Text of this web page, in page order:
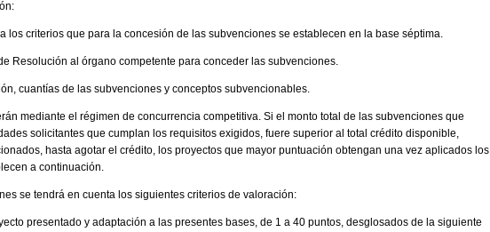
los criterios que para la concesión de las subvenciones se establecen en la base séptima.
Resolución al órgano competente para conceder las subvenciones.
cuantías de las subvenciones y conceptos subvencionables.
mediante el régimen de concurrencia competitiva. Si el monto total de las subvenciones que
solicitantes que cumplan los requisitos exigidos, fuere superior al total crédito disponible,
hasta agotar el crédito, los proyectos que mayor puntuación obtengan una vez aplicados los
a continuación.
se tendrá en cuenta los siguientes criterios de valoración:
presentado y adaptación a las presentes bases, de 1 a 40 puntos, desglosados de la siguiente